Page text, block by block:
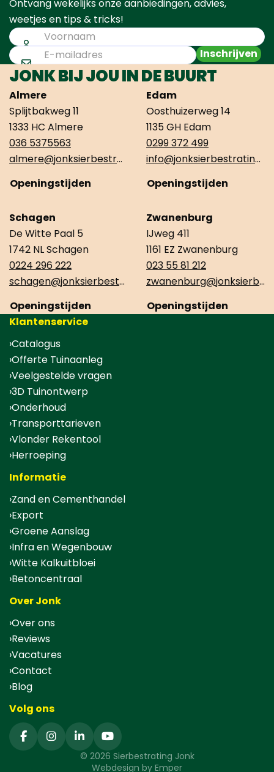
Ontvang wekelijks onze aanbiedingen, advies,
weetjes en tips & tricks!
Inschrijven
JONK BIJ JOU IN DE BUURT
Almere
Splijtbakweg 11
1333 HC Almere
036 5375563
almere@jonksierbestrating.nl
Openingstijden
Edam
Oosthuizerweg 14
1135 GH Edam
0299 372 499
info@jonksierbestrating.nl
Openingstijden
Schagen
De Witte Paal 5
1742 NL Schagen
0224 296 222
schagen@jonksierbestrating.nl
Openingstijden
Zwanenburg
IJweg 411
1161 EZ Zwanenburg
023 55 81 212
zwanenburg@jonksierbestrating.nl
Openingstijden
Klantenservice
Catalogus
Offerte Tuinaanleg
Veelgestelde vragen
3D Tuinontwerp
Onderhoud
Transporttarieven
Vlonder Rekentool
Herroeping
Informatie
Zand en Cementhandel
Export
Groene Aanslag
Infra en Wegenbouw
Witte Kalkuitbloei
Betoncentraal
Over Jonk
Over ons
Reviews
Vacatures
Contact
Blog
Volg ons
© 2026 Sierbestrating Jonk
Webdesign by Emper